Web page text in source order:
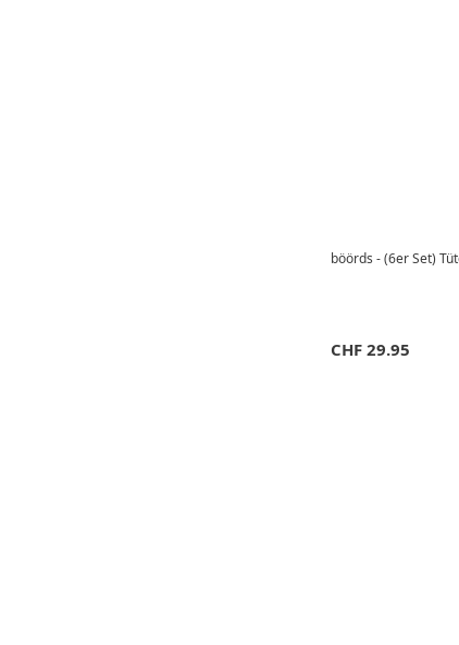
böörds - (6er Set)
CHF 29.95